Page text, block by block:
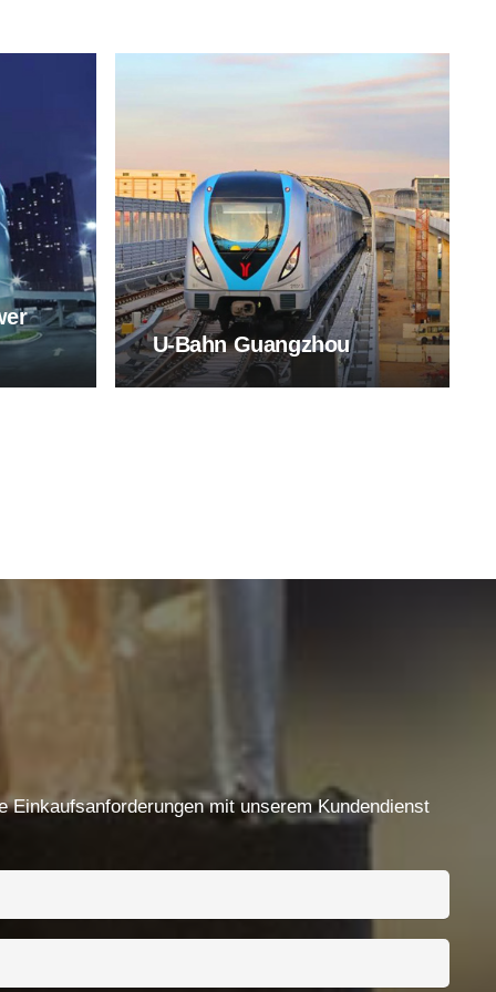
U-Bahn Guangzhou
Einkaufsanforderungen mit unserem Kundendienst
chloe@qrunning.com
China